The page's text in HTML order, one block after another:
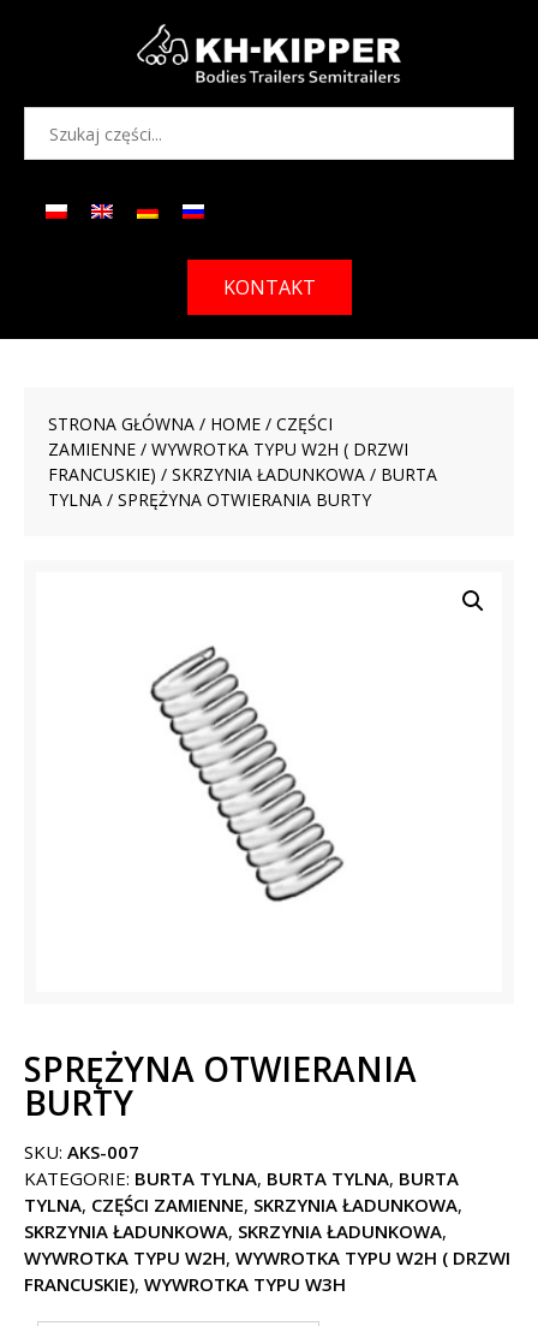
KONTAKT
STRONA GŁÓWNA / HOME / CZĘŚCI
ZAMIENNE / WYWROTKA TYPU W2H ( DRZWI
FRANCUSKIE) / SKRZYNIA ŁADUNKOWA / BURTA
TYLNA / SPRĘŻYNA OTWIERANIA BURTY
SPRĘŻYNA OTWIERANIA
BURTY
SKU: AKS-007
KATEGORIE: BURTA TYLNA, BURTA TYLNA, BURTA
TYLNA, CZĘŚCI ZAMIENNE, SKRZYNIA ŁADUNKOWA,
SKRZYNIA ŁADUNKOWA, SKRZYNIA ŁADUNKOWA,
WYWROTKA TYPU W2H, WYWROTKA TYPU W2H ( DRZWI
FRANCUSKIE), WYWROTKA TYPU W3H